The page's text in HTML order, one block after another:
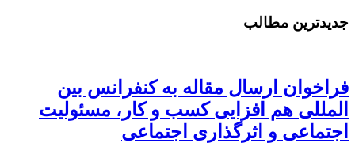
جدیدترین مطالب
فراخوان ارسال مقاله به کنفرانس بین
المللی هم افزایی کسب و کار، مسئولیت
اجتماعی و اثرگذاری اجتماعی